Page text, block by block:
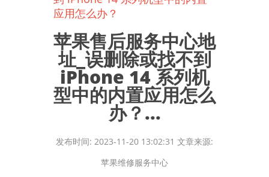
应用怎么办？
苹果售后服务中心地
址_误删除或找不到
iPhone 14 系列机
型中的内置应用怎么
办？...
发布时间: 2023-11-20 13:02:31 文章来源:
苹果维修服务中心